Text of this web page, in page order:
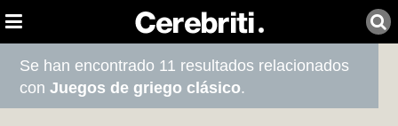
Se han encontrado 11 resultados relacionados
conJuegos de griego clásico.